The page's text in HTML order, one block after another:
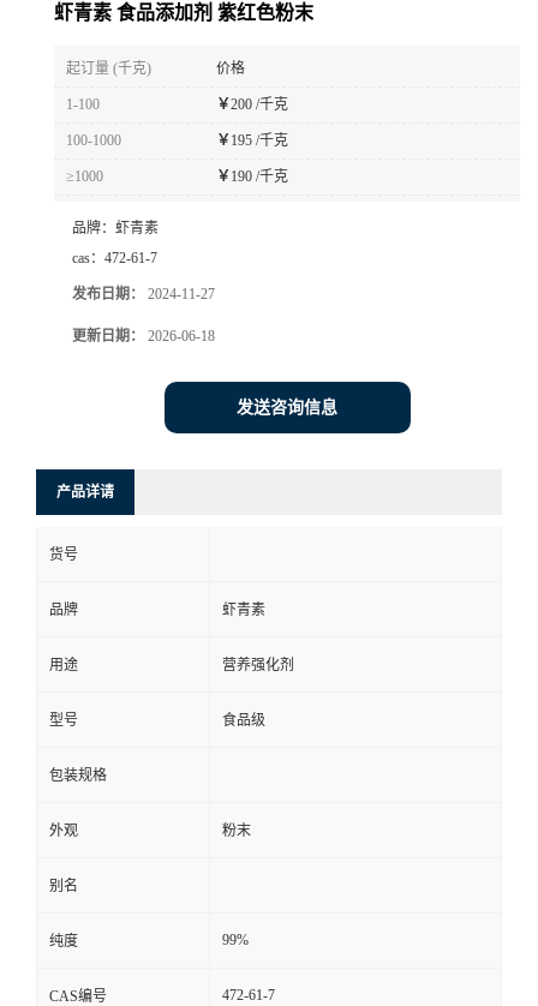
虾青素 食品添加剂 紫红色粉末
起订量 (千克) 价格
1-100 ￥200 /千克
100-1000 ￥ 195 /千克
≥1000 ￥ 190 /千克
品牌： 虾青素
cas： 472-61-7
发布日期： 2024-11-27
更新日期： 2026-06-18
发送咨询信息
产品详请
货号
品牌 虾青素
用途 营养强化剂
型号 食品级
包装规格
外观 粉末
别名
纯度 99%
CAS编号 472-61-7